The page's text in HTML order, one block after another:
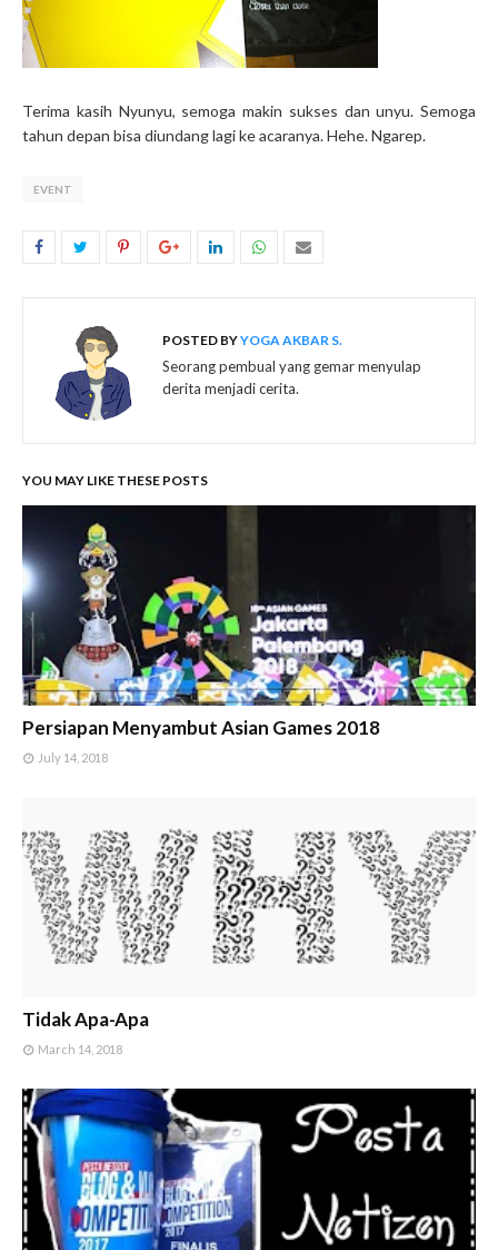
Terima kasih Nyunyu, semoga makin sukses dan unyu. Semoga
tahun depan bisa diundang lagi ke acaranya. Hehe. Ngarep.
EVENT
POSTED BYYOGA AKBAR S.
Seorang pembual yang gemar menyulap
derita menjadi cerita.
YOU MAY LIKE THESE POSTS
Persiapan Menyambut Asian Games 2018
July 14, 2018
Tidak Apa-Apa
March 14, 2018